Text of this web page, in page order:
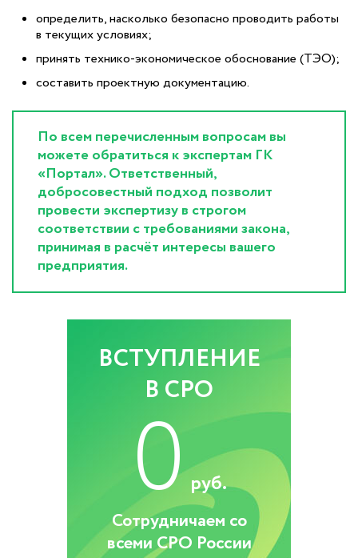
определить, насколько безопасно проводить работы
в текущих условиях;
принять технико-экономическое обоснование (ТЭО);
составить проектную документацию.
По всем перечисленным вопросам вы
можете обратиться к экспертам ГК
«Портал». Ответственный,
добросовестный подход позволит
провести экспертизу в строгом
соответствии с требованиями закона,
принимая в расчёт интересы вашего
предприятия.
ВСТУПЛЕНИЕ
В СРО
0 руб.
Сотрудничаем со
всеми СРО России